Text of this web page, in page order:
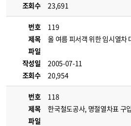
조회수
23,691
번호
119
제목
올 여름 피서객 위한 임시열차
파일
작성일
2005-07-11
조회수
20,954
번호
118
제목
한국철도공사, 명절열차표 구
파일